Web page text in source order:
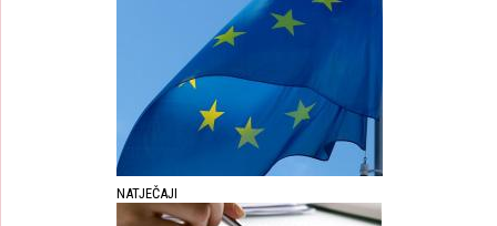
NATJEČAJI